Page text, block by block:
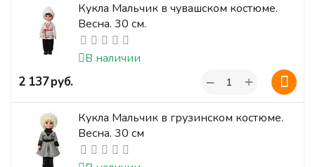
Кукла Мальчик в чувашском костюме.
Весна. 30 см.
В наличии
‍2 137‍руб. +
−
Кукла Мальчик в грузинском костюме.
Весна. 30 см